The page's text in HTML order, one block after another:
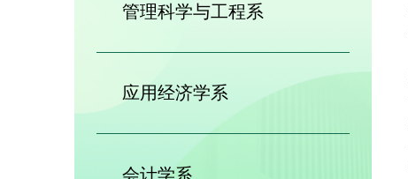
管理科学与工程系
应用经济学系
会计学系